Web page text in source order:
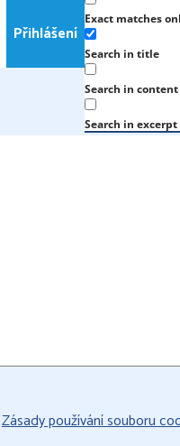
Přihlášení
Exact matches
Search in title
Search in content
Search in excerpt
Zásady používání souboru